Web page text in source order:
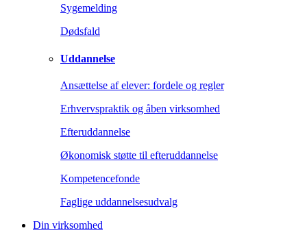
Sygemelding
Dødsfald
Uddannelse
Ansættelse af elever: fordele og regler
Erhvervspraktik og åben virksomhed
Efteruddannelse
Økonomisk støtte til efteruddannelse
Kompetencefonde
Faglige uddannelsesudvalg
Din virksomhed